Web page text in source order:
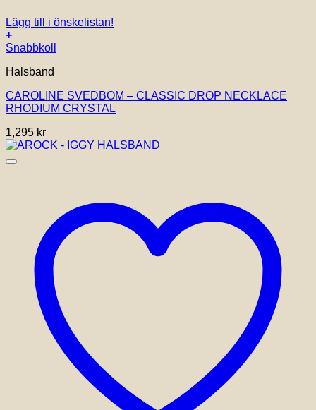
Lägg till i önskelistan!
+
Snabbkoll
Halsband
CAROLINE SVEDBOM – CLASSIC DROP NECKLACE
RHODIUM CRYSTAL
1,295 kr